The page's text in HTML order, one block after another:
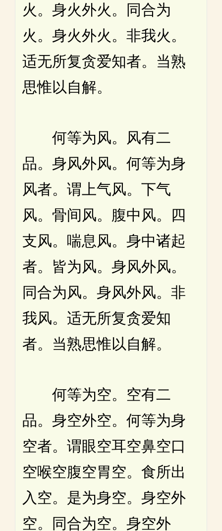
火。身火外火。同合为
火。身火外火。非我火。
适无所复贪爱知者。当熟
思惟以自解。
何等为风。风有二
品。身风外风。何等为身
风者。谓上气风。下气
风。骨间风。腹中风。四
支风。喘息风。身中诸起
者。皆为风。身风外风。
同合为风。身风外风。非
我风。适无所复贪爱知
者。当熟思惟以自解。
何等为空。空有二
品。身空外空。何等为身
空者。谓眼空耳空鼻空口
空喉空腹空胃空。食所出
入空。是为身空。身空外
空。同合为空。身空外